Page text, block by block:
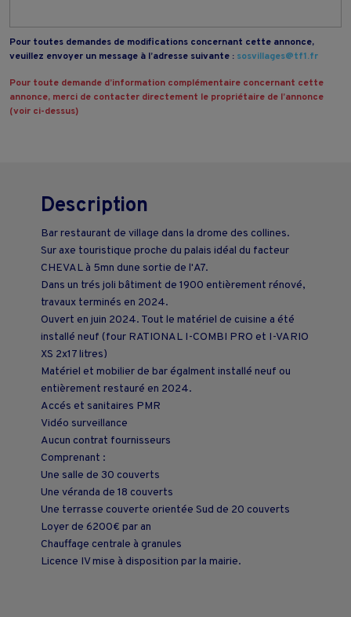
Pour toutes demandes de modifications concernant cette annonce,
veuillez envoyer un message à l’adresse suivante : sosvillages@tf1.fr
Pour toute demande d’information complémentaire concernant cette
annonce, merci de contacter directement le propriétaire de l’annonce
(voir ci-dessus)
Description
Bar restaurant de village dans la drome des collines.
Sur axe touristique proche du palais idéal du facteur
CHEVAL à 5mn dune sortie de l'A7.
Dans un trés joli bâtiment de 1900 entièrement rénové,
travaux terminés en 2024.
Ouvert en juin 2024. Tout le matériel de cuisine a été
installé neuf (four RATIONAL I-COMBI PRO et I-VARIO
XS 2x17 litres)
Matériel et mobilier de bar égalment installé neuf ou
entièrement restauré en 2024.
Accés et sanitaires PMR
Vidéo surveillance
Aucun contrat fournisseurs
Comprenant :
Une salle de 30 couverts
Une véranda de 18 couverts
Une terrasse couverte orientée Sud de 20 couverts
Loyer de 6200€ par an
Chauffage centrale à granules
Licence IV mise à disposition par la mairie.